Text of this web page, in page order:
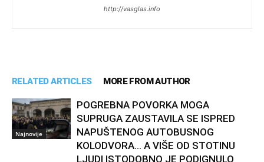
http://vasglas.info
RELATED ARTICLES MORE FROM AUTHOR
Najnovije
POGREBNA POVORKA MOGA
SUPRUGA ZAUSTAVILA SE ISPRED
NAPUŠTENOG AUTOBUSNOG
KOLODVORA… A VIŠE OD STOTINU
LJUDI ISTODOBNO JE PODIGNULO